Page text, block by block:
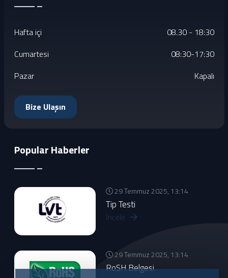
Hafta içi
08.30 - 18:30
Cumartesi
08:30-17:30
Pazar
Kapalı
Bize Ulaşın
Popular Haberler
29 Temmuz 2025, 13:14
Tip Testi
İncele
29 Temmuz 2025, 13:14
RoSH Belgesi